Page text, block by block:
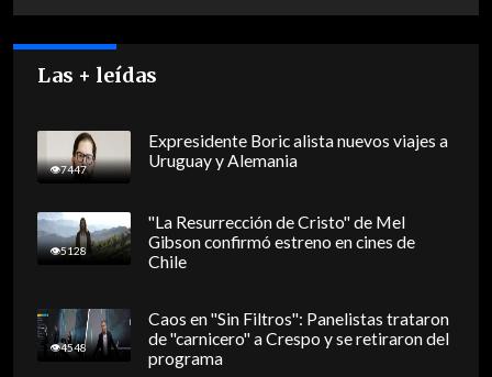
Las + leídas
7447
Expresidente Boric alista nuevos viajes a
Uruguay y Alemania
5128
"La Resurrección de Cristo" de Mel
Gibson confirmó estreno en cines de
Chile
4548
Caos en "Sin Filtros": Panelistas trataron
de "carnicero" a Crespo y se retiraron del
programa